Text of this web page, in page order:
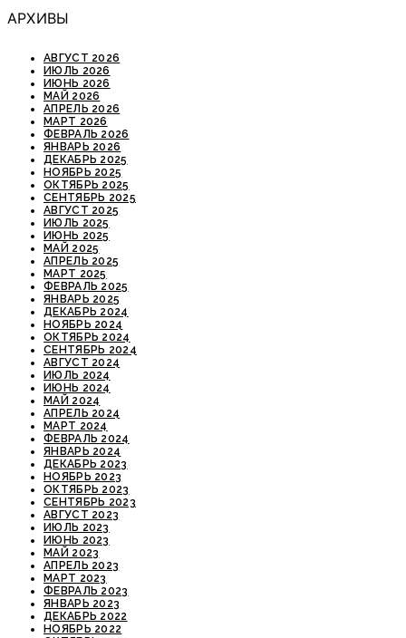
АРХИВЫ
АВГУСТ 2026
ИЮЛЬ 2026
ИЮНЬ 2026
МАЙ 2026
АПРЕЛЬ 2026
МАРТ 2026
ФЕВРАЛЬ 2026
ЯНВАРЬ 2026
ДЕКАБРЬ 2025
НОЯБРЬ 2025
ОКТЯБРЬ 2025
СЕНТЯБРЬ 2025
АВГУСТ 2025
ИЮЛЬ 2025
ИЮНЬ 2025
МАЙ 2025
АПРЕЛЬ 2025
МАРТ 2025
ФЕВРАЛЬ 2025
ЯНВАРЬ 2025
ДЕКАБРЬ 2024
НОЯБРЬ 2024
ОКТЯБРЬ 2024
СЕНТЯБРЬ 2024
АВГУСТ 2024
ИЮЛЬ 2024
ИЮНЬ 2024
МАЙ 2024
АПРЕЛЬ 2024
МАРТ 2024
ФЕВРАЛЬ 2024
ЯНВАРЬ 2024
ДЕКАБРЬ 2023
НОЯБРЬ 2023
ОКТЯБРЬ 2023
СЕНТЯБРЬ 2023
АВГУСТ 2023
ИЮЛЬ 2023
ИЮНЬ 2023
МАЙ 2023
АПРЕЛЬ 2023
МАРТ 2023
ФЕВРАЛЬ 2023
ЯНВАРЬ 2023
ДЕКАБРЬ 2022
НОЯБРЬ 2022